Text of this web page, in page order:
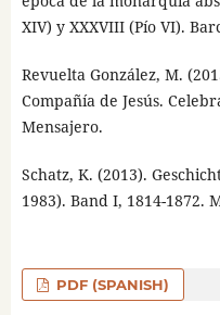
XIV) y XXXVIII (Pío VI).
Revuelta González, M.
Compañía de Jesús.
Mensajero.
Schatz, K. (2013).
1983). Band I, 1814-1872.
PDF (SPANISH)